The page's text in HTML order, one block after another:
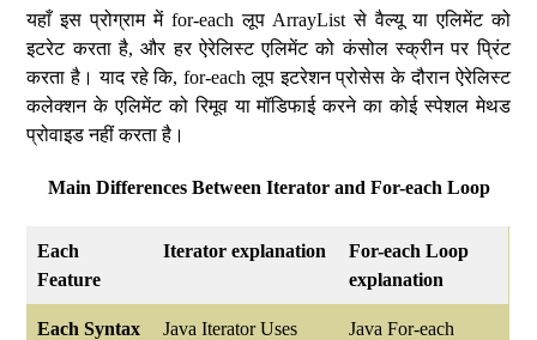
यहाँ इस प्रोग्राम में for-each लूप ArrayList से वैल्यू या एलिमेंट को
इटरेट करता है, और हर ऐरेलिस्ट एलिमेंट को कंसोल स्क्रीन पर प्रिंट
करता है। याद रहे कि, for-each लूप इटरेशन प्रोसेस के दौरान ऐरेलिस्ट
कलेक्शन के एलिमेंट को रिमूव या मॉडिफाई करने का कोई स्पेशल मेथड
प्रोवाइड नहीं करता है।
Main Differences Between Iterator and For-each Loop
Each
Feature
Iterator explanation
For-each Loop
explanation
Each Syntax
Java Iterator Uses
Java For-each